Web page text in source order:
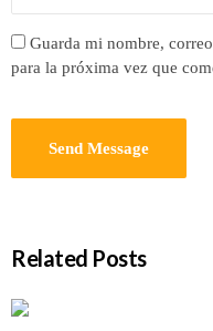
Guarda mi nombre,
para la próxima vez que
Related Posts